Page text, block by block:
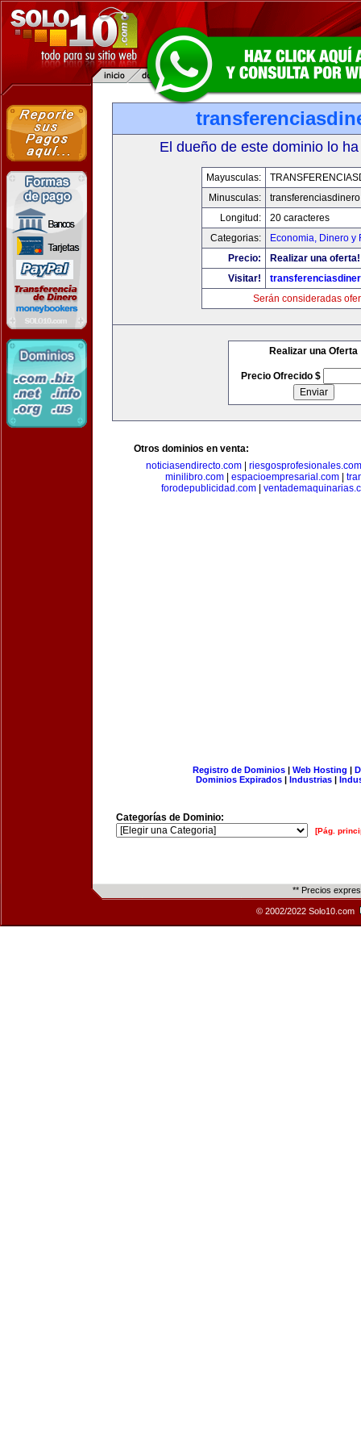
El dueño de este dominio lo
Mayusculas:
Minusculas:
Longitud:
20 caracteres
Categorias:
Economia, Dinero y
Precio:
Realizar una oferta!
Visitar!
Serán consideradas
Realizar una Oferta
Precio Ofrecido $
Otros dominios en venta:
noticiasendirecto.com
riesgosprofesionales.com
minilibro.com| espacioempresarial.com|
forodepublicidad.com|
Registro de Dominios| Web Hosting |
Dominios Expirados | Industrias |
Categorías de Dominio:
[Pág.
** Precios
© 2002/2022 Solo10.com